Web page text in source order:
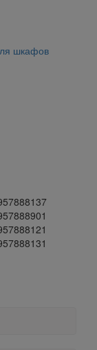
шкафов